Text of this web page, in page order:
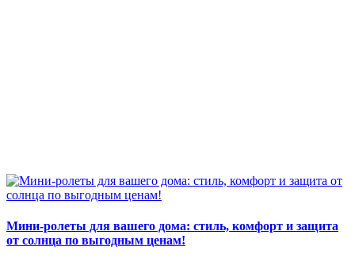
Мини-ролеты для вашего дома: стиль, комфорт и защита
от солнца по выгодным ценам!